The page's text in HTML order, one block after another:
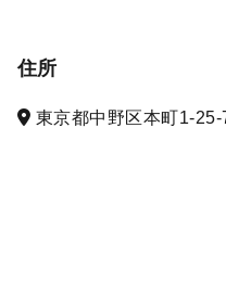
住所
東京都中野区本町1-25-